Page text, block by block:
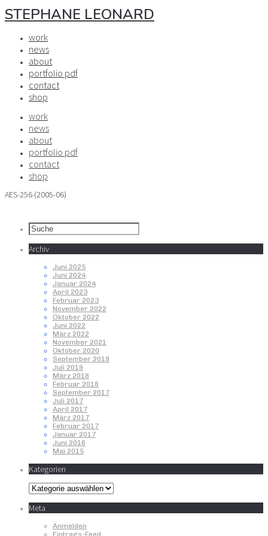
STEPHANE LEONARD
work
news
about
portfolio pdf
contact
shop
work
news
about
portfolio pdf
contact
shop
AES-256 (2005-06)
Archiv
Juni 2025
Juni 2024
Januar 2024
April 2023
Februar 2023
November 2022
Oktober 2022
Juni 2022
März 2022
November 2021
Oktober 2020
September 2019
Juli 2019
März 2018
Februar 2018
September 2017
Juli 2017
April 2017
März 2017
Februar 2017
Januar 2017
Juni 2016
Mai 2015
Kategorien
Kategorien
Meta
Anmelden
Eintrags-Feed